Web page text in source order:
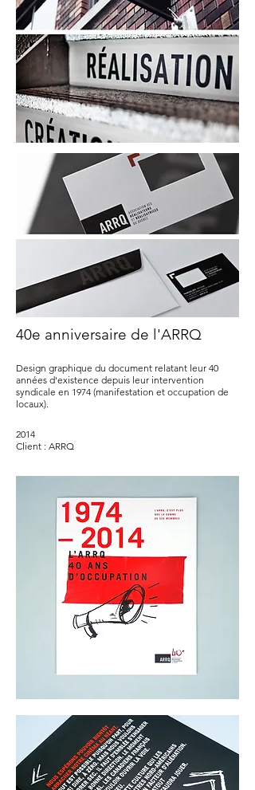
40e anniversaire de l'ARRQ
Design graphique du document relatant leur 40
années d'existence depuis leur intervention
syndicale en 1974 (manifestation et occupation de
locaux).
2014
Client : ARRQ